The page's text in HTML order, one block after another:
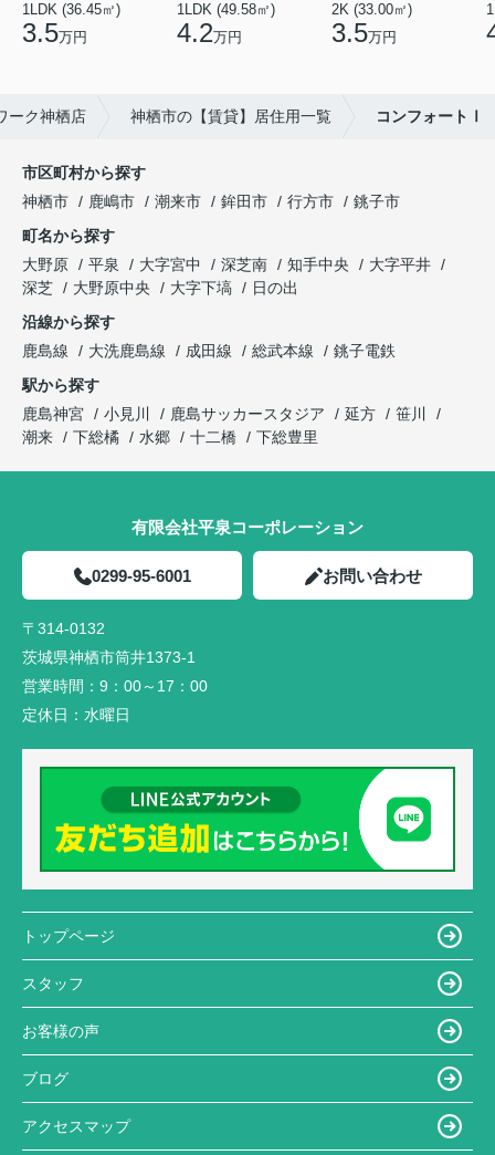
1LDK (36.45㎡)
3.5万円
1LDK (49.58㎡)
4.2万円
2K (33.00㎡)
3.5万円
ーク神栖店 神栖市の【賃貸】居住用一覧 コンフォートⅠ
市区町村から探す
神栖市
鹿嶋市 潮来市 鉾田市 行方市
銚子市
町名から探す
大野原
平泉 大字宮中 深芝南 知手中央
大字平井
深芝
大野原中央 大字下塙
日の出
沿線から探す
鹿島線
大洗鹿島線 成田線 総武本線
銚子電鉄
駅から探す
鹿島神宮
小見川 鹿島サッカースタジア 延方
笹川
潮来
下総橘 水郷 十二橋 下総豊里
有限会社平泉コーポレーション
0299-95-6001 お問い合わせ
〒314-0132
茨城県神栖市筒井1373-1
営業時間： 9：00～17：00
定休日： 水曜日
トップページ
スタッフ
お客様の声
ブログ
アクセスマップ